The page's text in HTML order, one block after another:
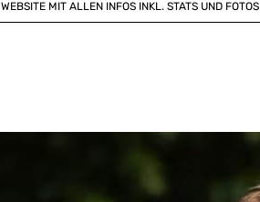
WEBSITE MIT ALLEN INFOS INKL. STATS UND FOTOS